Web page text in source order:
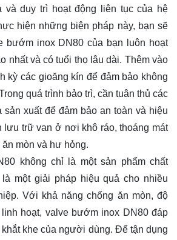
duy trì hoạt động liên tục của hệ
hiện những biện pháp này, bạn sẽ
bướm inox DN80 của bạn luôn hoạt
nhất và có tuổi thọ lâu dài. Thêm vào
kỳ các gioăng kín để đảm bảo không
quá trình bảo trì, cần tuân thủ các
sản xuất để đảm bảo an toàn và hiệu
lưu trữ van ở nơi khô ráo, thoáng mát
mòn và hư hỏng.
không chỉ là một sản phẩm chất
một giải pháp hiệu quả cho nhiều
Với khả năng chống ăn mòn, độ
hoạt, valve bướm inox DN80 đáp
khe của người dùng. Để tận dụng